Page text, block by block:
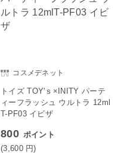
コスメデネット
トイズ TOY'ｓ×INITY パーテ
ィーフラッシュ ウルトラ 12ml
T-PF03 イビザ
800 ポイント
(3,600 円)